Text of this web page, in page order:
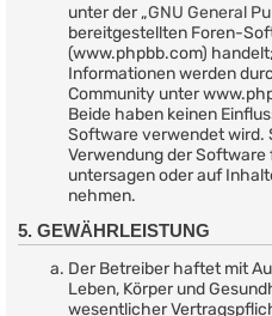
unter der „GNU General
bereitgestellten Foren-
(www.phpbb.com)
Informationen werden
Community unter
Beide haben keinen
Software verwendet wird.
Verwendung der
untersagen oder auf
nehmen.
5. GEWÄHRLEISTUNG
Der Betreiber haftet mit
Leben, Körper und
wesentlicher